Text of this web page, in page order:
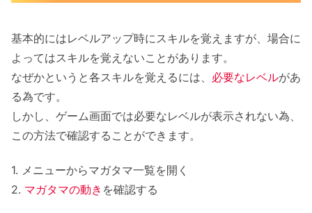
基本的にはレベルアップ時にスキルを覚えますが、場合に
よってはスキルを覚えないことがあります。
なぜかというと各スキルを覚えるには、 必要なレベルがあ
る為です。
しかし、ゲーム画面では必要なレベルが表示されない為、
この方法で確認することができます。
1. メニューからマガタマ一覧を開く
2. マガタマの動き を確認する